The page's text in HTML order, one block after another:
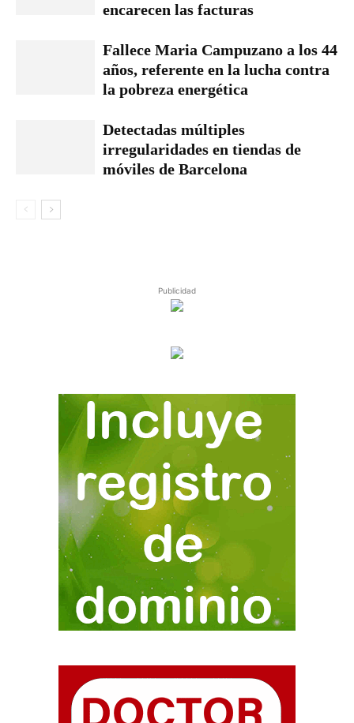
encarecen las facturas
Fallece Maria Campuzano a los 44
años, referente en la lucha contra
la pobreza energética
Detectadas múltiples
irregularidades en tiendas de
móviles de Barcelona
Publicidad